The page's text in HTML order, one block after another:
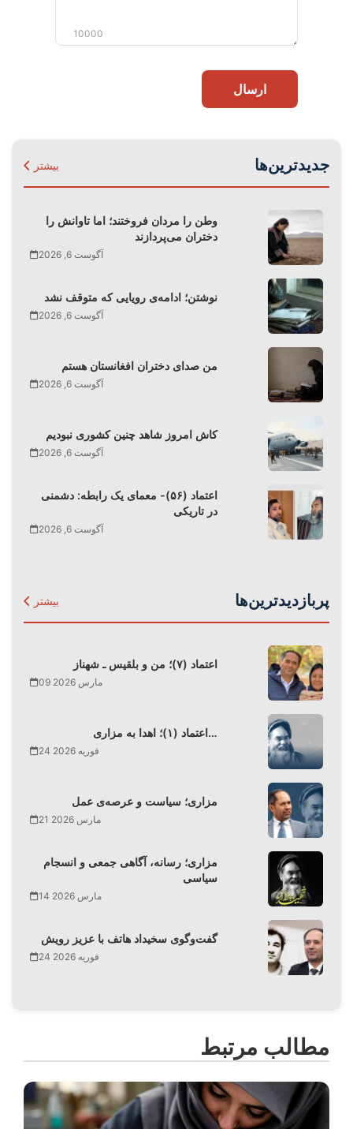
10000
ارسال
جدیدترین‌ها بیشتر
وطن را مردان فروختند؛ اما تاوانش را
دختران می‌پردازند
آگوست 6, 2026
نوشتن؛ ادامه‌ی رویایی که متوقف نشد
آگوست 6, 2026
من صدای دختران افغانستان هستم
آگوست 6, 2026
کاش امروز شاهد چنین کشوری نبودیم
آگوست 6, 2026
اعتماد (۵۶)- معمای یک رابطه: دشمنی
در تاریکی
آگوست 6, 2026
پربازدیدترین‌ها بیشتر
اعتماد (۷)؛ من و بلقیس ـ شهناز
09 مارس 2026
اعتماد (۱)؛ اهدا به مزاری…
24 فوریه 2026
مزاری؛ سیاست و عرصه‌ی عمل
21 مارس 2026
مزاری؛ رسانه، آگاهی جمعی و انسجام
سیاسی
14 مارس 2026
گفت‌وگوی سخیداد هاتف با عزیز رویش
24 فوریه 2026
مطالب مرتبط